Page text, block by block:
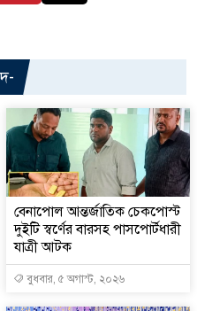
বেনাপোল আন্তর্জাতিক চেকপোস্ট
দুইটি স্বর্ণের বারসহ পাসপোর্টধারী
যাত্রী আটক
বুধবার, ৫ অগাস্ট, ২০২৬